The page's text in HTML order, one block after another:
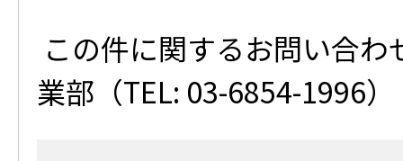
この件に関するお問い合
業部（TEL: 03-6854-1996）